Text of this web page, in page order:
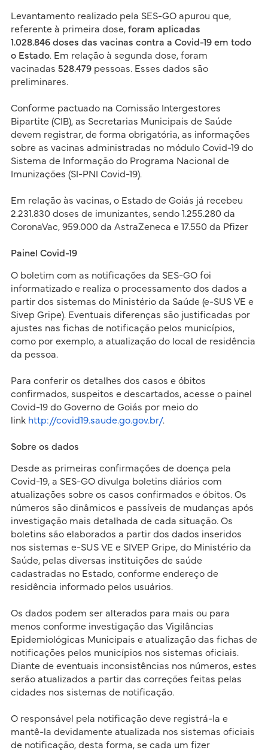
Levantamento realizado pela SES-GO apurou que,
referente à primeira dose, foram aplicadas
1.028.846 doses das vacinas contra a Covid-19 em todo
o Estado. Em relação à segunda dose, foram
vacinadas 528.479 pessoas. Esses dados são
preliminares.
Conforme pactuado na Comissão Intergestores
Bipartite (CIB), as Secretarias Municipais de Saúde
devem registrar, de forma obrigatória, as informações
sobre as vacinas administradas no módulo Covid-19 do
Sistema de Informação do Programa Nacional de
Imunizações (SI-PNI Covid-19).
Em relação às vacinas, o Estado de Goiás já recebeu
2.231.830 doses de imunizantes, sendo 1.255.280 da
CoronaVac, 959.000 da AstraZeneca e 17.550 da Pfizer
Painel Covid-19
O boletim com as notificações da SES-GO foi
informatizado e realiza o processamento dos dados a
partir dos sistemas do Ministério da Saúde (e-SUS VE e
Sivep Gripe). Eventuais diferenças são justificadas por
ajustes nas fichas de notificação pelos municípios,
como por exemplo, a atualização do local de residência
da pessoa.
Para conferir os detalhes dos casos e óbitos
confirmados, suspeitos e descartados, acesse o painel
Covid-19 do Governo de Goiás por meio do
link http://covid19.saude.go.gov.br/.
Sobre os dados
Desde as primeiras confirmações de doença pela
Covid-19, a SES-GO divulga boletins diários com
atualizações sobre os casos confirmados e óbitos. Os
números são dinâmicos e passíveis de mudanças após
investigação mais detalhada de cada situação. Os
boletins são elaborados a partir dos dados inseridos
nos sistemas e-SUS VE e SIVEP Gripe, do Ministério da
Saúde, pelas diversas instituições de saúde
cadastradas no Estado, conforme endereço de
residência informado pelos usuários.
Os dados podem ser alterados para mais ou para
menos conforme investigação das Vigilâncias
Epidemiológicas Municipais e atualização das fichas de
notificações pelos municípios nos sistemas oficiais.
Diante de eventuais inconsistências nos números, estes
serão atualizados a partir das correções feitas pelas
cidades nos sistemas de notificação.
O responsável pela notificação deve registrá-la e
mantê-la devidamente atualizada nos sistemas oficiais
de notificação, desta forma, se cada um fizer